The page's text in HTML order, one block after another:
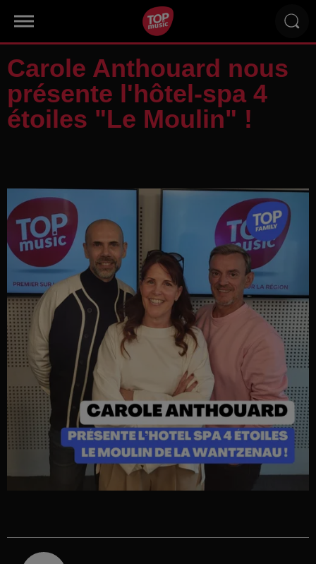
Carole Anthouard nous
présente l'hôtel-spa 4
étoiles "Le Moulin" !